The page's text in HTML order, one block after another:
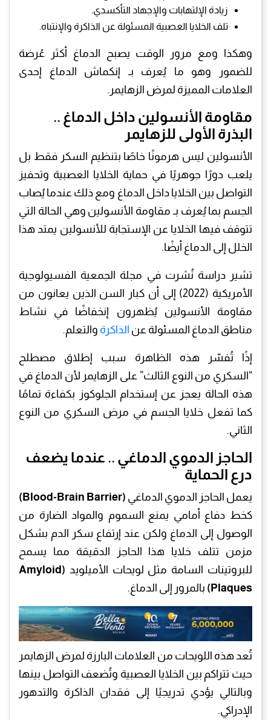
زيادة الإلتهابات والإجهاد التأكسدي.
تلف الخلايا العصبية المسئولة عن الذاكرة والإنتباه.
وهكذا ومع مرور الوقت يصبح الدماغ أكثر عُرضة
للضمور وهو ما يُعرف بـ إنكماش الدماغ إحدى
العلامات المميزة لمرض الزهايمر.
مقاومة الأنسولين داخل الدماغ ..
البذرة الأولى للزهايمر
الأنسولين ليس هرمونًا خاصًا بتنظيم السكر فقط بل
يلعب دورًا جوهريًا في حماية الخلايا العصبية وتحفيز
التواصل بين الخلايا داخل الدماغ ومع ذلك عندما يُصاب
الجسم بما يُعرف بـ مقاومة الأنسولين وهي الحالة التي
تتوقف فيها الخلايا عن الإستجابة للأنسولين يمتد هذا
الخلل إلى الدماغ أيضًا.
تشير دراسة نُشرت في مجلة الجمعية الفسيولوجية
الأمريكية (2022) إلى أن كبار السن الذين يعانون من
مقاومة الأنسولين يُظهرون إنخفاضًا في نشاط
مناطق الدماغ المسئولة عن الذاكرة والتعلم.
إذًا تُفسّر هذه الظاهرة سبب إطلاق مصطلح
“السكري من النوع الثالث” على الزهايمر لأن الدماغ في
هذه الحالة يعجز عن إستخدام الجلوكوز بكفاءة تمامًا
كما تفعل خلايا الجسم في مرض السكري من النوع
الثاني.
الحاجز الدموي الدماغي .. عندما يضعف
درع الحماية
يعمل الحاجز الدموي الدماغي (Blood-Brain Barrier)
كخط دفاع أمامي يمنع السموم والمواد الضارة من
الوصول إلى الدماغ ولكن عند إرتفاع سكر الدم بشكل
مزمن تتلف خلايا هذا الحاجز الدقيقة مما يسمح
للبروتينات السامة مثل لويحات الأميلويد
(Amyloid
Plaques)
بالمرور إلى الدماغ.
تُعد هذه اللويحات من العلامات البارزة لمرض الزهايمر
حيث تتراكم بين الخلايا العصبية وتُضعف التواصل بينها
وبالتالي يؤدي تدريجيًا إلى فقدان الذاكرة والتدهور
الإدراكي.